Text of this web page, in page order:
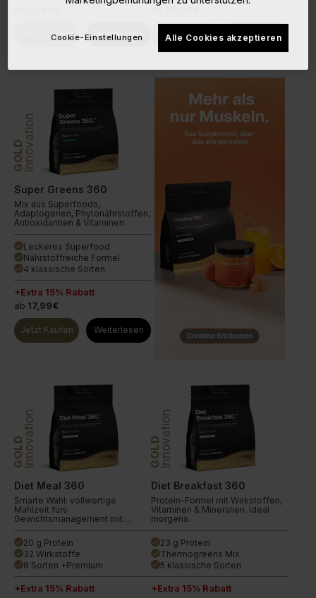
Jetzt Kaufen Weiterlesen
ab
Jetzt Kaufen Weiterlesen
GOLDInnovation
Super Greens 360
Mix aus Superfoods,
Adaptogenen, Phytonährstoffen,
Antioxidantien & Vitaminen.
done Leckeres Superfood
done Nährstoffreiche Formel
done 4 klassische Sorten
+Extra 15% Rabatt
ab 17,99€
Jetzt Kaufen Weiterlesen
GOLDInnovation
Diet Meal 360
Smarte Wahl: vollwertige
Mahlzeit fürs
Gewichtsmanagement mit
done 20 g Protein
done 32 Wirkstoffe
done 8 Sorten +Premium
+Extra 15% Rabatt
GOLDInnovation
Diet Breakfast 360
Protein-Formel mit Wirkstoffen,
Vitaminen & Mineralien. Ideal
morgens.
done 23 g Protein
done Thermogreens Mix
done 5 klassische Sorten
+Extra 15% Rabatt
Alle Cookies akzeptieren
Cookie-Einstellungen